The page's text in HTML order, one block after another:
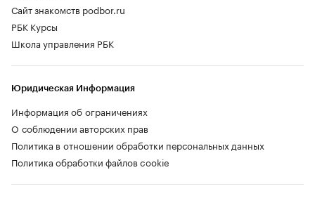
Сайт знакомств podbor.ru
РБК Курсы
Школа управления РБК
Юридическая Информация
Информация об ограничениях
О соблюдении авторских прав
Политика в отношении обработки персональных данных
Политика обработки файлов cookie